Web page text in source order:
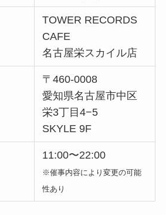
TOWER RECORDS
CAFE
名古屋栄スカイル店
〒460-0008
愛知県名古屋市中区
栄3丁目4−5
SKYLE 9F
11:00〜22:00
※催事内容により変更の可能
性あり